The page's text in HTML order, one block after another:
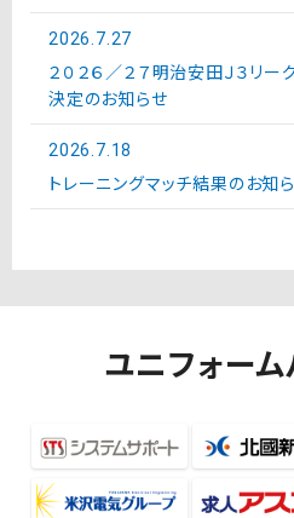
2026.7.27
２０２６／２７明治安田Ｊ３リー
決定のお知らせ
2026.7.18
トレーニングマッチ結果のお知
ユニフォー